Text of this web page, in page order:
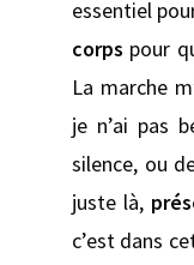
essentiel
corps pour
La marche
je n’ai pas
silence, ou
juste là,
c’est dans